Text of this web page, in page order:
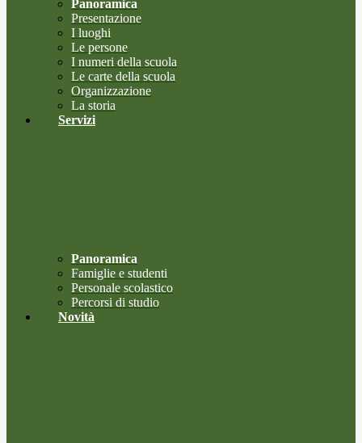
Panoramica
Presentazione
I luoghi
Le persone
I numeri della scuola
Le carte della scuola
Organizzazione
La storia
Servizi
Panoramica
Famiglie e studenti
Personale scolastico
Percorsi di studio
Novità